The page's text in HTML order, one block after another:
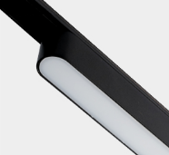
مشاهده محصول